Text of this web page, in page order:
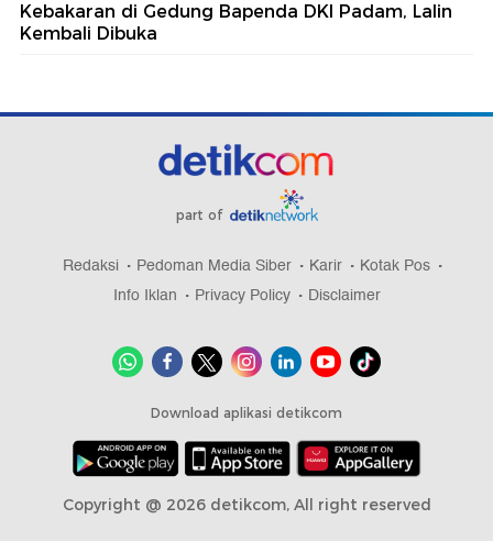
Kebakaran di Gedung Bapenda DKI Padam, Lalin
Kembali Dibuka
part of
Redaksi Pedoman Media Siber Karir
Kotak Pos
Info Iklan
Privacy Policy Disclaimer
Download aplikasi detikcom
Copyright @ 2026 detikcom, All right reserved